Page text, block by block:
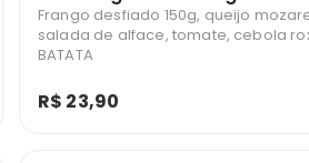
Frango desfiado 150g, queijo
salada de alface, tomate, cebola
BATATA
R$ 23,90